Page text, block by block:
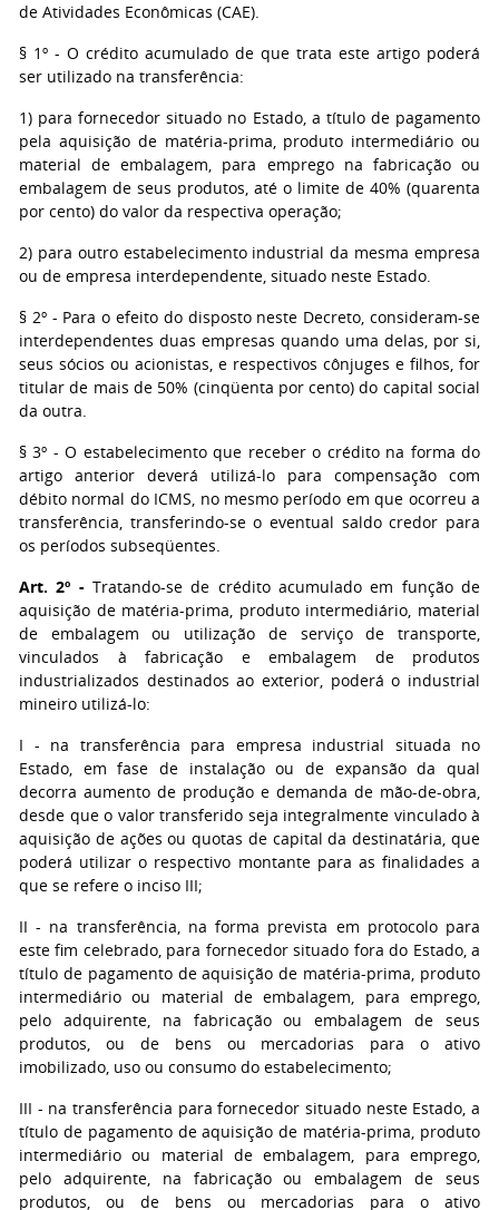
de Atividades Econômicas (CAE).
§ 1º - O crédito acumulado de que trata este artigo poderá
ser utilizado na transferência:
1) para fornecedor situado no Estado, a título de pagamento
pela aquisição de matéria-prima, produto intermediário ou
material de embalagem, para emprego na fabricação ou
embalagem de seus produtos, até o limite de 40% (quarenta
por cento) do valor da respectiva operação;
2) para outro estabelecimento industrial da mesma empresa
ou de empresa interdependente, situado neste Estado.
§ 2º - Para o efeito do disposto neste Decreto, consideram-se
interdependentes duas empresas quando uma delas, por si,
seus sócios ou acionistas, e respectivos cônjuges e filhos, for
titular de mais de 50% (cinqüenta por cento) do capital social
da outra.
§ 3º - O estabelecimento que receber o crédito na forma do
artigo anterior deverá utilizá-lo para compensação com
débito normal do ICMS, no mesmo período em que ocorreu a
transferência, transferindo-se o eventual saldo credor para
os períodos subseqüentes.
Art. 2º -Tratando-se de crédito acumulado em função de
aquisição de matéria-prima, produto intermediário, material
de embalagem ou utilização de serviço de transporte,
vinculados à fabricação e embalagem de produtos
industrializados destinados ao exterior, poderá o industrial
mineiro utilizá-lo:
I - na transferência para empresa industrial situada no
Estado, em fase de instalação ou de expansão da qual
decorra aumento de produção e demanda de mão-de-obra,
desde que o valor transferido seja integralmente vinculado à
aquisição de ações ou quotas de capital da destinatária, que
poderá utilizar o respectivo montante para as finalidades a
que se refere o inciso III;
II - na transferência, na forma prevista em protocolo para
este fim celebrado, para fornecedor situado fora do Estado, a
título de pagamento de aquisição de matéria-prima, produto
intermediário ou material de embalagem, para emprego,
pelo adquirente, na fabricação ou embalagem de seus
produtos, ou de bens ou mercadorias para o ativo
imobilizado, uso ou consumo do estabelecimento;
III - na transferência para fornecedor situado neste Estado, a
título de pagamento de aquisição de matéria-prima, produto
intermediário ou material de embalagem, para emprego,
pelo adquirente, na fabricação ou embalagem de seus
produtos, ou de bens ou mercadorias para o ativo